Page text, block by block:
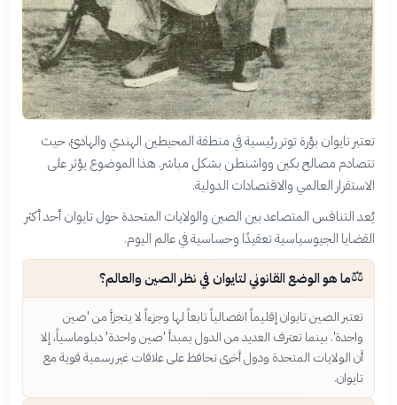
تعتبر تايوان بؤرة توتر رئيسية في منطقة المحيطين الهندي والهادئ، حيث
تتصادم مصالح بكين وواشنطن بشكل مباشر. هذا الموضوع يؤثر على
الاستقرار العالمي والاقتصادات الدولية.
يُعد التنافس المتصاعد بين الصين والولايات المتحدة حول تايوان أحد أكثر
القضايا الجيوسياسية تعقيدًا وحساسية في عالم اليوم.
⚖️ما هو الوضع القانوني لتايوان في نظر الصين والعالم؟
تعتبر الصين تايوان إقليماً انفصالياً تابعاً لها وجزءاً لا يتجزأ من 'صين
واحدة'. بينما تعترف العديد من الدول بمبدأ 'صين واحدة' دبلوماسياً، إلا
أن الولايات المتحدة ودول أخرى تحافظ على علاقات غير رسمية قوية مع
تايوان.